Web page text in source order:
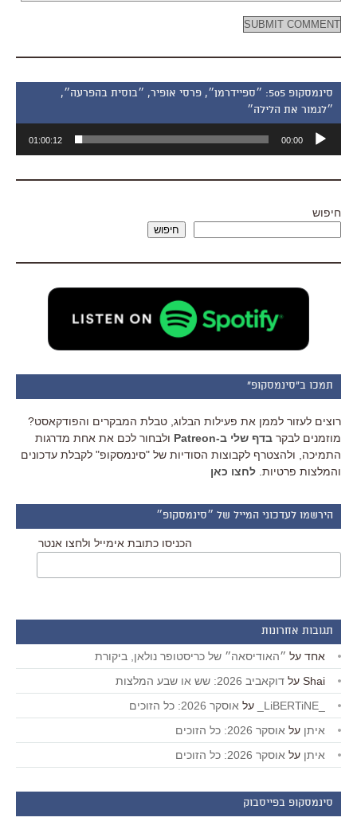
סינמסקופ 505: ״ספיידרמן״, פרסי אופיר, ״בוסית בהפרעה״,
״לגמור את הלילה״
אודיו
00:00
01:00:12
חיפוש
חיפוש
תמכו ב"סינמסקופ"
רוצים לעזור לממן את פעילות הבלוג, טבלת המבקרים והפודקאסט?
מוזמנים לבקר בדף שלי ב-Patreon
ולבחור לכם את אחת מדרגות
התמיכה, ולהצטרף לקבוצות הסודיות של "סינמסקופ" לקבלת עדכונים
והמלצות פרטיות. לחצו כאן
הירשמו לעדכוני המייל של ״סינמסקופ״
הכניסו כתובת אימייל ולחצו אנטר
תגובות אחרונות
אחד על ״האודיסאה״ של כריסטופר נולאן, ביקורת
Shai על דוקאביב 2026: שש או שבע המלצות
על אוסקר 2026: כל הזוכים
איתן על אוסקר 2026: כל הזוכים
איתן על אוסקר 2026: כל הזוכים
סינמסקופ בפייסבוק